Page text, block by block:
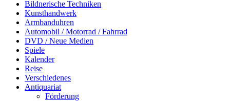
Bildnerische Techniken
Kunsthandwerk
Armbanduhren
Automobil / Motorrad / Fahrrad
DVD / Neue Medien
Spiele
Kalender
Reise
Verschiedenes
Antiquariat
Förderung